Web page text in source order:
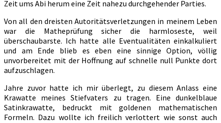
Zeit ums Abi herum eine Zeit nahezu durchgehender Parties.
Von all den dreisten Autoritätsverletzungen in meinem Leben
war die Matheprüfung sicher die harmloseste, weil
überschaubarste. Ich hatte alle Eventualitäten einkalkuliert
und am Ende blieb es eben eine sinnige Option, völlig
unvorbereitet mit der Hoffnung auf schnelle null Punkte dort
aufzuschlagen.
Jahre zuvor hatte ich mir überlegt, zu diesem Anlass eine
Krawatte meines Stiefvaters zu tragen. Eine dunkelblaue
Satinkrawatte, bedruckt mit goldenen mathematischen
Formeln. Dazu wollte ich freilich verlottert wie sonst auch